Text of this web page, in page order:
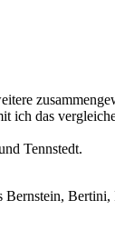
ich das
Tennstedt.